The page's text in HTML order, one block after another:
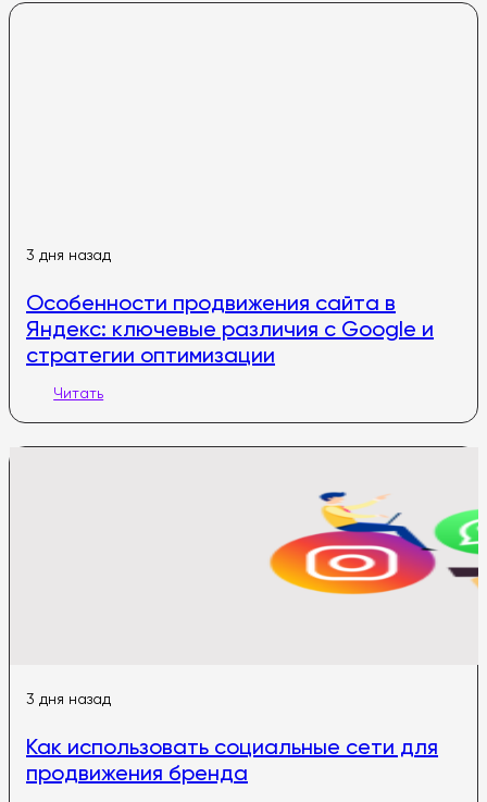
3 дня назад
Особенности продвижения сайта в
Яндекс: ключевые различия с Google и
стратегии оптимизации
Читать
3 дня назад
Как использовать социальные сети для
продвижения бренда